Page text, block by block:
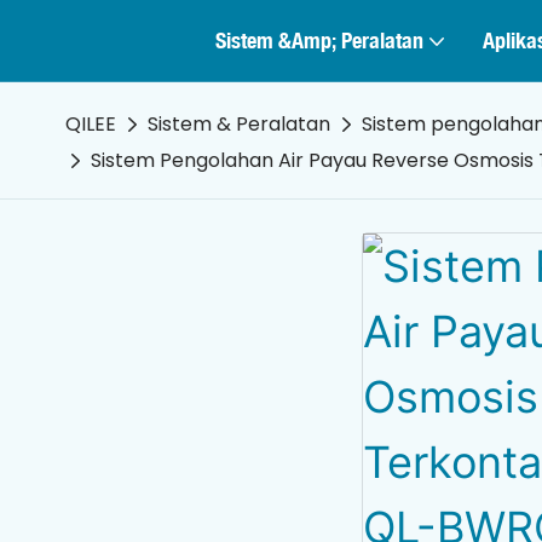
Sistem &amp; Peralatan
QILEE Sistem & Peralatan Sistem
Sistem Pengolahan Air Payau Reverse